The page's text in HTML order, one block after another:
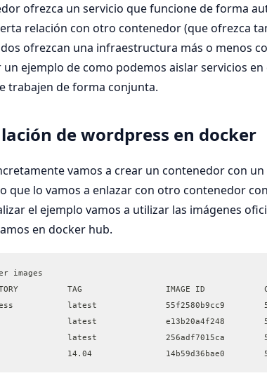
ofrezca un servicio que funcione de forma
relación con otro contenedor (que ofrezca
ofrezcan una infraestructura más o menos
ejemplo de como podemos aislar servicios
trabajen de forma conjunta.
de wordpress en docker
vamos a crear un contenedor con
que lo vamos a enlazar con otro contenedor
el ejemplo vamos a utilizar las imágenes
en docker hub.
images
TAG                 IMAGE ID
latest              55f2580b9cc9
latest              e13b20a4f248
latest              256adf7015ca
14.04               14b59d36bae0